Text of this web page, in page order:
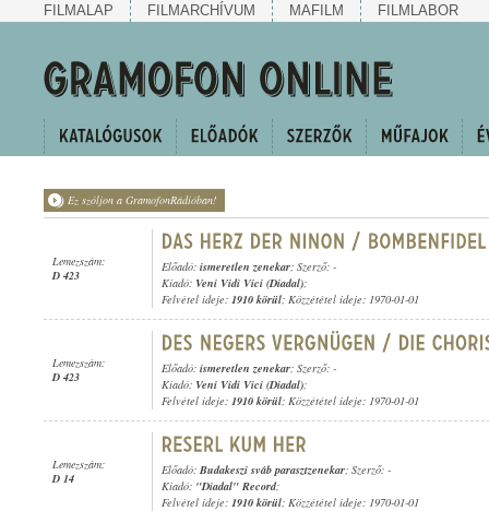
FILMALAP FILMARCHÍVUM MAFILM FILMLABOR
Ez szóljon a GramofonRádióban!
Lemezszám:
D 423
Előadó: ismeretlen zenekar; Szerző: -
Kiadó: Veni Vidi Vici (Diadal);
Felvétel ideje: 1910 körül; Közzététel ideje: 1970-01-01
Lemezszám:
D 423
Előadó: ismeretlen zenekar; Szerző: -
Kiadó: Veni Vidi Vici (Diadal);
Felvétel ideje: 1910 körül; Közzététel ideje: 1970-01-01
Lemezszám:
D 14
Előadó: Budakeszi sváb parasztzenekar; Szerző: -
Kiadó: "Diadal" Record;
Felvétel ideje: 1910 körül; Közzététel ideje: 1970-01-01